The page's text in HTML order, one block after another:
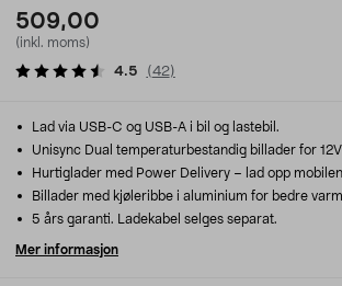
509,00
(inkl. moms)
4.5 (42)
Lad via USB-C og USB-A i bil og lastebil.
Unisync Dual temperaturbestandig billader for
Hurtiglader med Power Delivery – lad opp
Billader med kjøleribbe i aluminium for bedre
5 års garanti. Ladekabel selges separat.
Mer informasjon